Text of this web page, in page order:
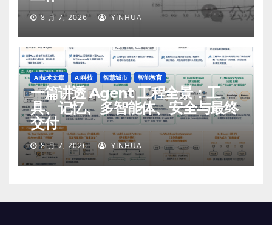
8 月 7, 2026 YINHUA
AI技术文章 AI科技 智慧城市 智能教育
一篇讲透 Agent 工程全景：工
具、记忆、多智能体、安全与最终
交付
8 月 7, 2026 YINHUA